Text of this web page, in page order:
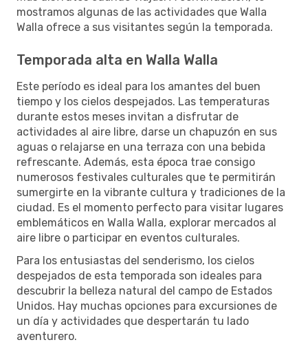
mostramos algunas de las actividades que Walla
Walla ofrece a sus visitantes según la temporada.
Temporada alta en Walla Walla
Este período es ideal para los amantes del buen
tiempo y los cielos despejados. Las temperaturas
durante estos meses invitan a disfrutar de
actividades al aire libre, darse un chapuzón en sus
aguas o relajarse en una terraza con una bebida
refrescante. Además, esta época trae consigo
numerosos festivales culturales que te permitirán
sumergirte en la vibrante cultura y tradiciones de la
ciudad. Es el momento perfecto para visitar lugares
emblemáticos en Walla Walla, explorar mercados al
aire libre o participar en eventos culturales.
Para los entusiastas del senderismo, los cielos
despejados de esta temporada son ideales para
descubrir la belleza natural del campo de Estados
Unidos. Hay muchas opciones para excursiones de
un día y actividades que despertarán tu lado
aventurero.